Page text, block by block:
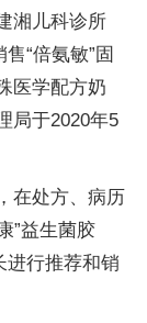
湘儿科诊所
“倍氨敏”固
医学配方奶
局于2020年5
在处方、病历
”益生菌胶
进行推荐和销